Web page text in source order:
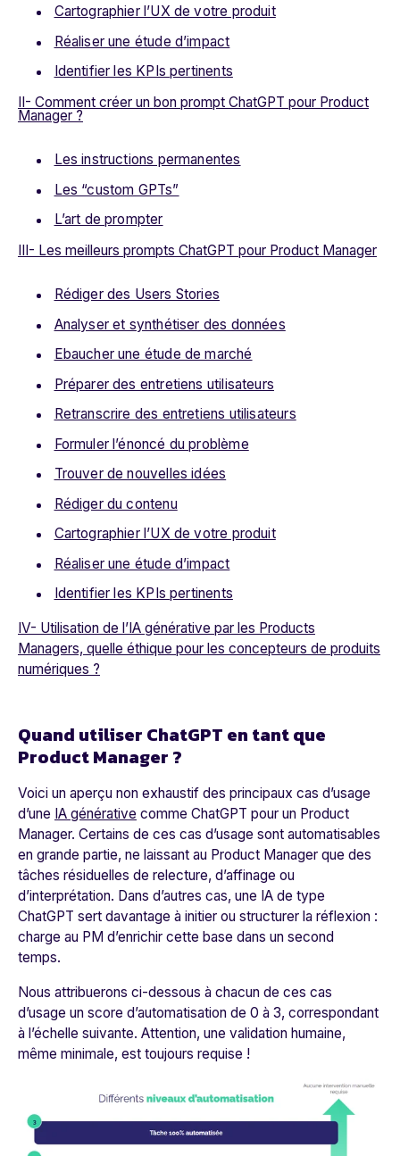
Cartographier l’UX de votre produit
Réaliser une étude d’impact
Identifier les KPIs pertinents
II- Comment créer un bon prompt ChatGPT pour Product
Manager ?
Les instructions permanentes
Les “custom GPTs”
L’art de prompter
III- Les meilleurs prompts ChatGPT pour Product Manager
Rédiger des Users Stories
Analyser et synthétiser des données
Ebaucher une étude de marché
Préparer des entretiens utilisateurs
Retranscrire des entretiens utilisateurs
Formuler l’énoncé du problème
Trouver de nouvelles idées
Rédiger du contenu
Cartographier l’UX de votre produit
Réaliser une étude d’impact
Identifier les KPIs pertinents
IV- Utilisation de l’IA générative par les Products
Managers, quelle éthique pour les concepteurs de produits
numériques ?
Quand utiliser ChatGPT en tant que
Product Manager ?
Voici un aperçu non exhaustif des principaux cas d’usage
d’une IA générative comme ChatGPT pour un Product
Manager. Certains de ces cas d’usage sont automatisables
en grande partie, ne laissant au Product Manager que des
tâches résiduelles de relecture, d’affinage ou
d’interprétation. Dans d’autres cas, une IA de type
ChatGPT sert davantage à initier ou structurer la réflexion :
charge au PM d’enrichir cette base dans un second
temps.
Nous attribuerons ci-dessous à chacun de ces cas
d’usage un score d’automatisation de 0 à 3, correspondant
à l’échelle suivante. Attention, une validation humaine,
même minimale, est toujours requise !